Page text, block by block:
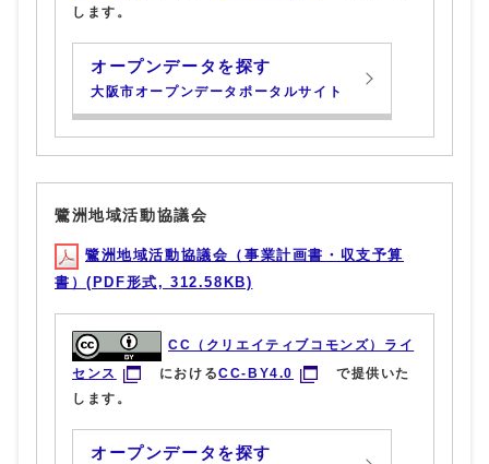
します。
オープンデータを探す
大阪市オープンデータポータルサイト
鷺洲地域活動協議会
鷺洲地域活動協議会（事業計画書・収支予算
書）(PDF形式, 312.58KB)
CC（クリエイティブコモンズ）ライ
センス
におけるCC-BY4.0
で提供いた
します。
オープンデータを探す